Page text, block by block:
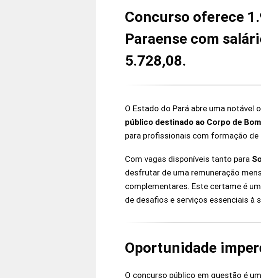
Concurso oferece
Paraense com
5.728,08.
O Estado do Pará abre uma
público destinado ao Corpo de
para profissionais com formação de
Com vagas disponíveis tanto para
desfrutar de uma remuneração
complementares. Este certame é
de desafios e serviços essenciais à
Oportunidade
O concurso público em questão é